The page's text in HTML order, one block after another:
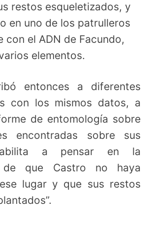
restos esqueletizados, y
en uno de los patrulleros
con el ADN de Facundo,
elementos.
entonces a diferentes
con los mismos datos, a
de entomología sobre
encontradas sobre sus
a pensar en la
de que Castro no haya
lugar y que sus restos